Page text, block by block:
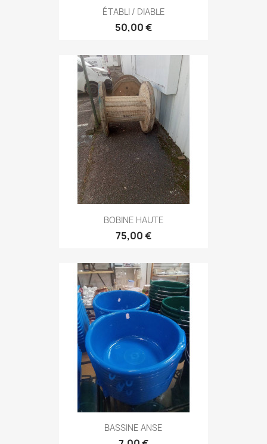
ÉTABLI / DIABLE
50,00 €
BOBINE HAUTE
75,00 €
BASSINE ANSE